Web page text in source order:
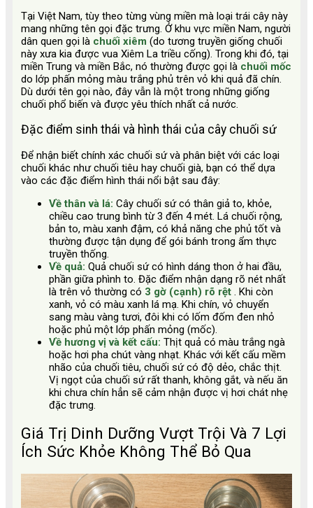
Tại Việt Nam, tùy theo từng vùng miền mà loại trái cây này
mang những tên gọi đặc trưng. Ở khu vực miền Nam, người
dân quen gọi là chuối xiêm (do tương truyền giống chuối
này xưa kia được vua Xiêm La triều cống). Trong khi đó, tại
miền Trung và miền Bắc, nó thường được gọi là chuối mốc
do lớp phấn mỏng màu trắng phủ trên vỏ khi quả đã chín.
Dù dưới tên gọi nào, đây vẫn là một trong những giống
chuối phổ biến và được yêu thích nhất cả nước.
Đặc điểm sinh thái và hình thái của cây chuối sứ
Để nhận biết chính xác chuối sứ và phân biệt với các loại
chuối khác như chuối tiêu hay chuối già, bạn có thể dựa
vào các đặc điểm hình thái nổi bật sau đây:
Về thân và lá: Cây chuối sứ có thân giả to, khỏe,
chiều cao trung bình từ 3 đến 4 mét. Lá chuối rộng,
bản to, màu xanh đậm, có khả năng che phủ tốt và
thường được tận dụng để gói bánh trong ẩm thực
truyền thống.
Về quả: Quả chuối sứ có hình dáng thon ở hai đầu,
phần giữa phình to. Đặc điểm nhận dạng rõ nét nhất
là trên vỏ thường có 3 gờ (cạnh) rõ rệt
. Khi còn
xanh, vỏ có màu xanh lá mạ. Khi chín, vỏ chuyển
sang màu vàng tươi, đôi khi có lốm đốm đen nhỏ
hoặc phủ một lớp phấn mỏng (mốc).
Về hương vị và kết cấu: Thịt quả có màu trắng ngà
hoặc hơi pha chút vàng nhạt. Khác với kết cấu mềm
nhão của chuối tiêu, chuối sứ có độ dẻo, chắc thịt.
Vị ngọt của chuối sứ rất thanh, không gắt, và nếu ăn
khi chưa chín hẳn sẽ cảm nhận được vị hơi chát nhẹ
đặc trưng.
Giá Trị Dinh Dưỡng Vượt Trội Và 7 Lợi
Ích Sức Khỏe Không Thể Bỏ Qua